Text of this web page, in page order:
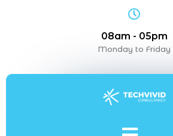
08am - 05pm
Monday to Friday